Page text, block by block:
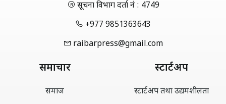
सूचना विभाग दर्ता नं : 4749
+977 9851363643
raibarpress@gmail.com
समाचार
समाज
स्टार्टअप
स्टार्टअप तथा उद्यमशीलता